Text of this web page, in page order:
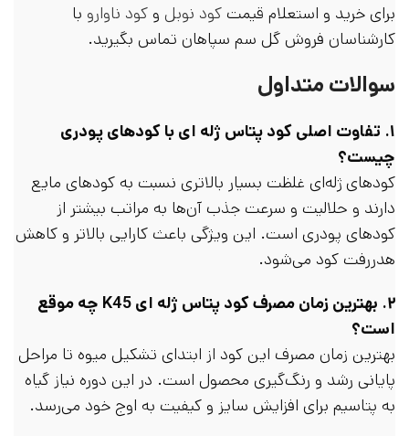
برای خرید و استعلام قیمت کود نوبل و کود ناوارو با
کارشناسان فروش گل سم سپاهان تماس بگیرید.
سوالات متداول
۱. تفاوت اصلی کود پتاس ژله ای با کودهای پودری
چیست؟
کودهای ژله‌ای غلظت بسیار بالاتری نسبت به کودهای مایع
دارند و حلالیت و سرعت جذب آن‌ها به مراتب بیشتر از
کودهای پودری است. این ویژگی باعث کارایی بالاتر و کاهش
هدررفت کود می‌شود.
۲. بهترین زمان مصرف کود پتاس ژله ای K45 چه موقع
است؟
بهترین زمان مصرف این کود از ابتدای تشکیل میوه تا مراحل
پایانی رشد و رنگ‌گیری محصول است. در این دوره نیاز گیاه
به پتاسیم برای افزایش سایز و کیفیت به اوج خود می‌رسد.